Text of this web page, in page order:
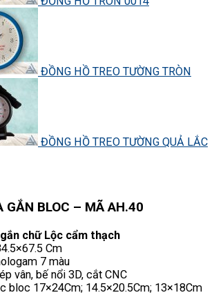
ĐỒNG HỒ TREO TƯỜNG TRÒN
ĐỒNG HỒ TREO TƯỜNG QUẢ LẮC
GẮN BLOC – MÃ AH.40
chữ Lộc cẩm thạch
Cm
7 màu
vân, bế nổi 3D, cắt CNC
bloc 17×24Cm; 14.5×20.5Cm; 13×18Cm